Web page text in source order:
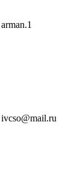
arman.1
ivcso@mail.ru